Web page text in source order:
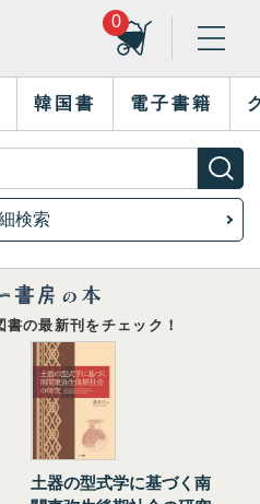
0
韓国書 電子書籍
検索
の最新刊をチェック！
土器の型式学に基づく南